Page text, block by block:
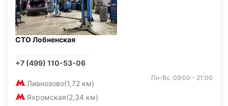
СТО Лобненская
+7 (499) 110-53-06
Лианозово(1,72 км)
Яхромская(2,34 км)
Пн-Вс: 09:00 - 21:00